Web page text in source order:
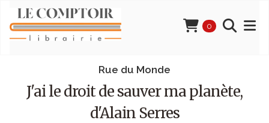
0
Rue du Monde
J'ai le droit de sauver ma planète,
d'Alain Serres